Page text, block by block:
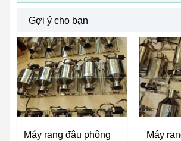
Gợi ý cho bạn
Máy rang đậu phộng
Máy